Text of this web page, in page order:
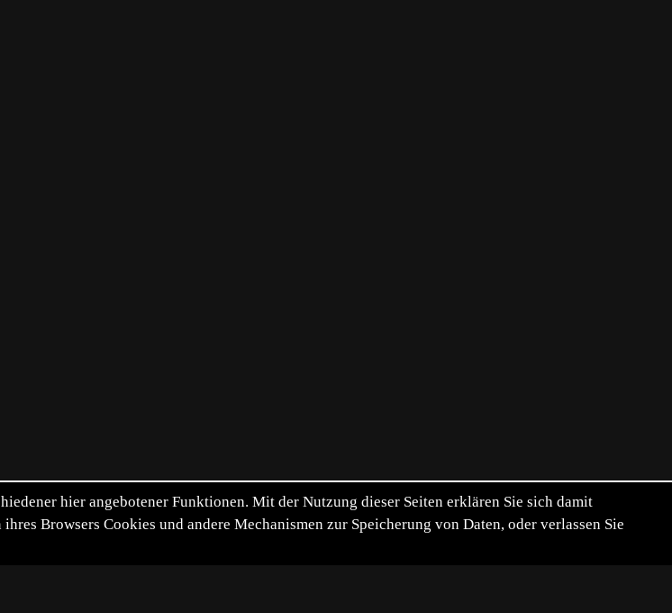
hier angebotener Funktionen. Mit der Nutzung dieser Seiten erklären Sie sich damit
Browsers Cookies und andere Mechanismen zur Speicherung von Daten, oder verlassen Sie